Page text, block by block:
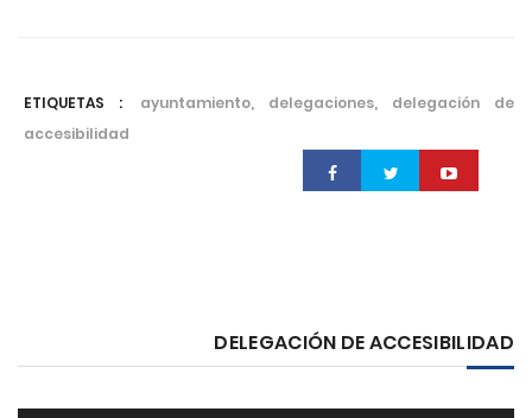
ETIQUETAS :
ayuntamiento, delegaciones, delegación de
accesibilidad
DELEGACIÓN DE ACCESIBILIDAD